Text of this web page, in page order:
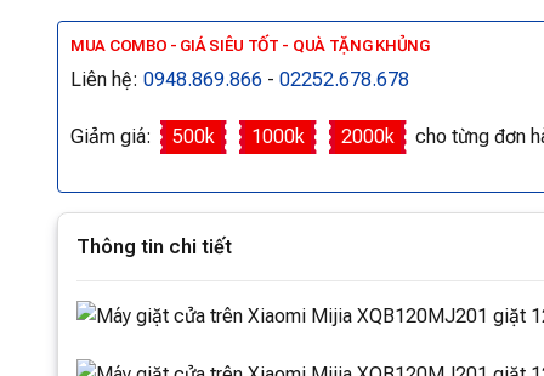
MUA COMBO - GIÁ SIÊU TỐT - QUÀ TẶNG KHỦNG
Liên hệ: 0948.869.866 - 02252.678.678
Giảm giá: 500k 1000k 2000k cho từng đơn
Thông tin chi tiết